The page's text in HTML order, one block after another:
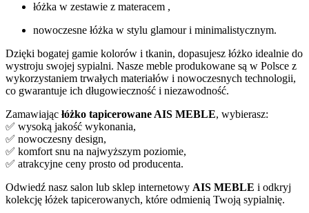
łóżka w zestawie z materacem ,
nowoczesne łóżka w stylu glamour i minimalistycznym.
Dzięki bogatej gamie kolorów i tkanin, dopasujesz łóżko idealnie do
wystroju swojej sypialni. Nasze meble produkowane są w Polsce z
wykorzystaniem trwałych materiałów i nowoczesnych technologii,
co gwarantuje ich długowieczność i niezawodność.
Zamawiając łóżko tapicerowane AIS MEBLE, wybierasz:
✅ wysoką jakość wykonania,
✅ nowoczesny design,
✅ komfort snu na najwyższym poziomie,
✅ atrakcyjne ceny prosto od producenta.
Odwiedź nasz salon lub sklep internetowy AIS MEBLE i odkryj
kolekcję łóżek tapicerowanych, które odmienią Twoją sypialnię.